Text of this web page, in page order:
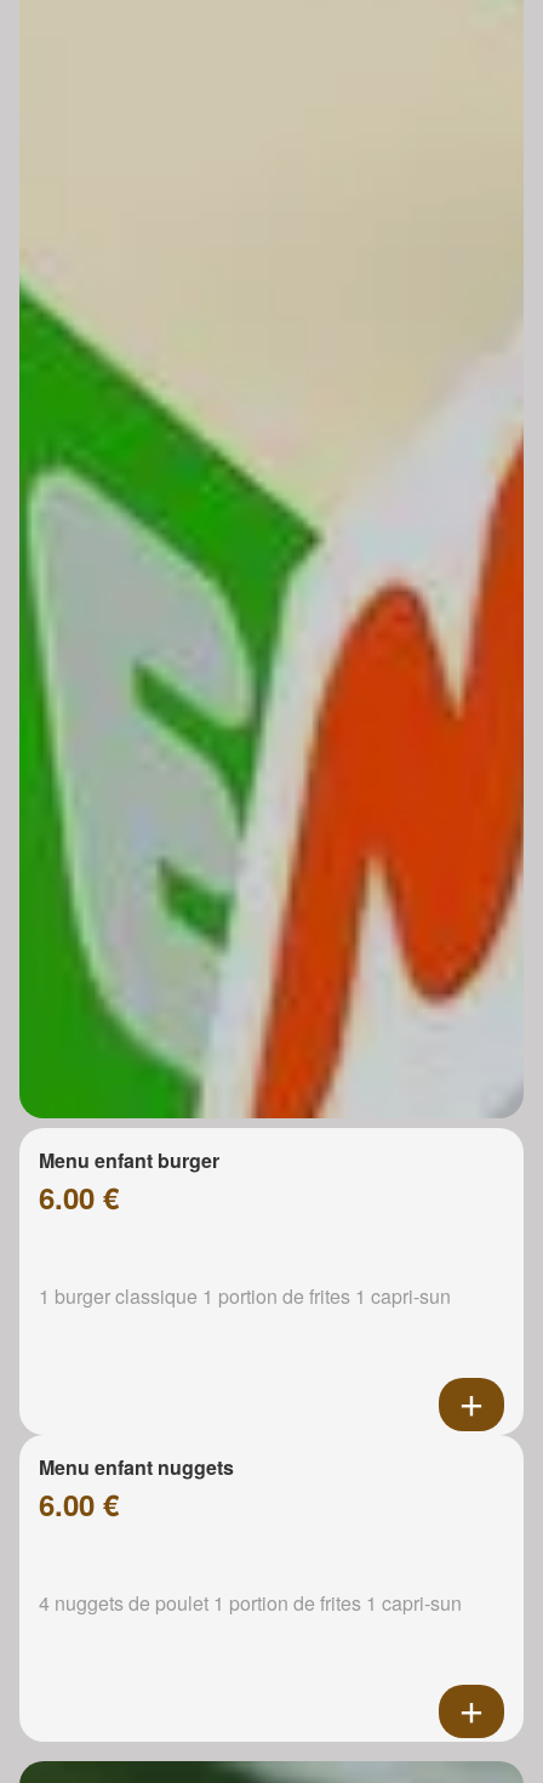
Menu enfant burger
6.00 €
1 burger classique 1 portion de frites 1 capri-sun
Menu enfant nuggets
6.00 €
4 nuggets de poulet 1 portion de frites 1 capri-sun